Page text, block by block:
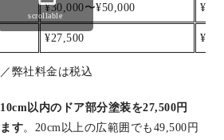
¥30,000〜¥50,000
¥27,500
弊社料金は税込
scrollable
以内のドア部分塗装を27,500円
す。20cm以上の広範囲でも49,500円